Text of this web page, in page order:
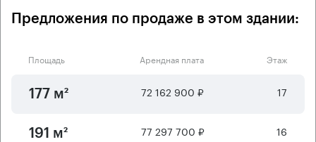
Предложения по продаже в этом здании:
Площадь Арендная плата Этаж
177 м² 72 162 900 ₽ 17
191 м² 77 297 700 ₽ 16